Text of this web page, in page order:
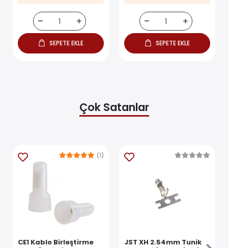
SEPETE EKLE SEPETE EKLE
Çok Satanlar
CE1 Kablo Birleştirme
(1)
JST XH 2.54mm Tunik